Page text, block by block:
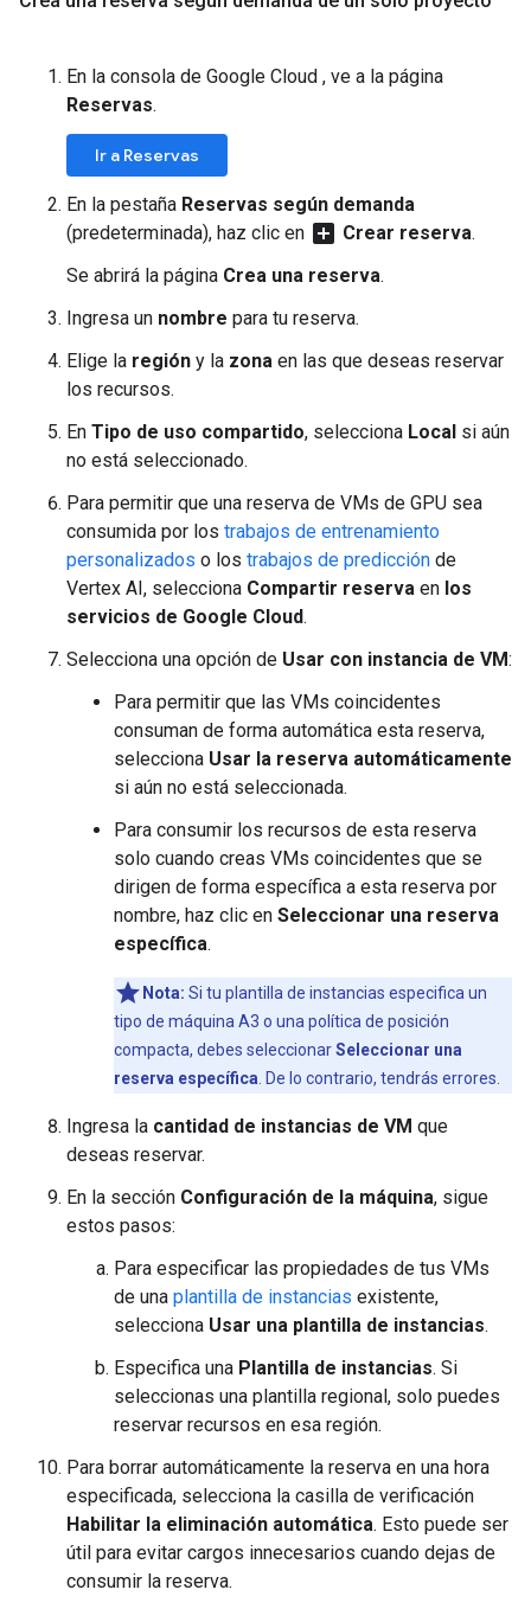
En la consola de Google Cloud , ve a la página
Reservas.
Ir a Reservas
En la pestaña Reservas según demanda
(predeterminada), haz clic en add_box Crear reserva.
Se abrirá la página Crea una reserva.
Ingresa un nombre para tu reserva.
Elige la región y la zona en las que deseas reservar
los recursos.
En Tipo de uso compartido, selecciona Local si aún
no está seleccionado.
Para permitir que una reserva de VMs de GPU sea
consumida por los trabajos de entrenamiento
personalizados o los trabajos de predicción de
Vertex AI, selecciona Compartir reserva en los
servicios de Google Cloud.
Selecciona una opción de Usar con instancia de VM:
Para permitir que las VMs coincidentes
consuman de forma automática esta reserva,
selecciona Usar la reserva automáticamente
si aún no está seleccionada.
Para consumir los recursos de esta reserva
solo cuando creas VMs coincidentes que se
dirigen de forma específica a esta reserva por
nombre, haz clic en Seleccionar una reserva
específica.
Nota: Si tu plantilla de instancias especifica un
tipo de máquina A3 o una política de posición
compacta, debes seleccionarSeleccionar una
reserva específica . De lo contrario, tendrás errores.
Ingresa la cantidad de instancias de VM que
deseas reservar.
En la sección Configuración de la máquina, sigue
estos pasos:
Para especificar las propiedades de tus VMs
de una plantilla de instancias existente,
selecciona Usar una plantilla de instancias.
Especifica una Plantilla de instancias. Si
seleccionas una plantilla regional, solo puedes
reservar recursos en esa región.
Para borrar automáticamente la reserva en una hora
especificada, selecciona la casilla de verificación
Habilitar la eliminación automática. Esto puede ser
útil para evitar cargos innecesarios cuando dejas de
consumir la reserva.